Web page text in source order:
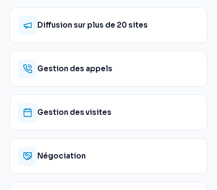
Diffusion sur plus de 20 sites
Gestion des appels
Gestion des visites
Négociation